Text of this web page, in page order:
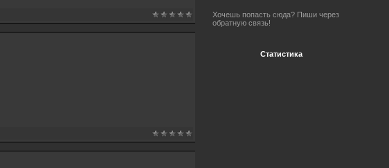
Хочешь попасть сюда? Пиши через
обратную связь!
Статистика